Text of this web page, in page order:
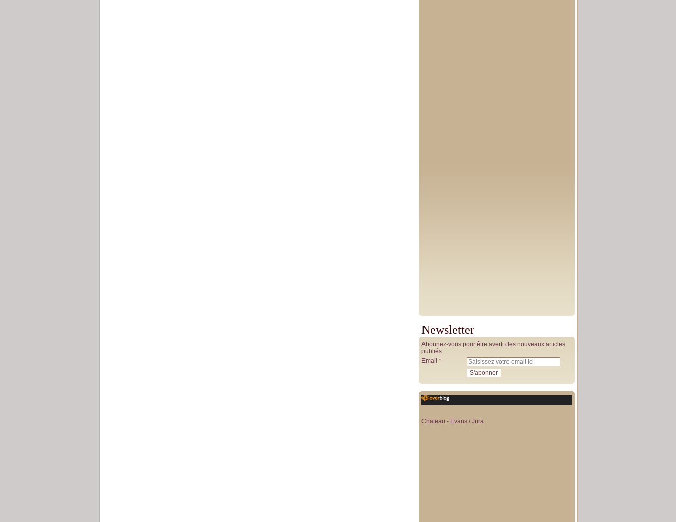
Newsletter
Abonnez-vous pour être averti des nouveaux articles
publiés.
Email
Chateau - Evans / Jura